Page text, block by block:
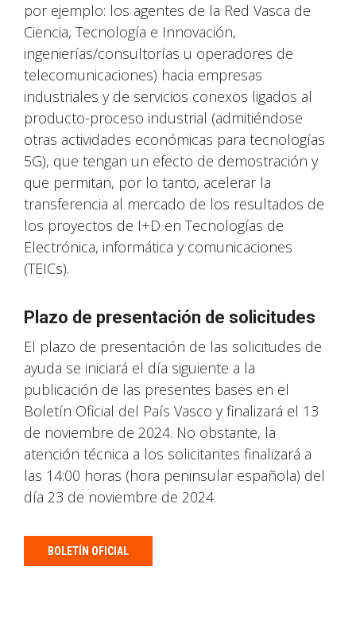
por ejemplo: los agentes de la Red Vasca de
Ciencia, Tecnología e Innovación,
ingenierías/consultorías u operadores de
telecomunicaciones) hacia empresas
industriales y de servicios conexos ligados al
producto-proceso industrial (admitiéndose
otras actividades económicas para tecnologías
5G), que tengan un efecto de demostración y
que permitan, por lo tanto, acelerar la
transferencia al mercado de los resultados de
los proyectos de I+D en Tecnologías de
Electrónica, informática y comunicaciones
(TEICs).
Plazo de presentación de solicitudes
El plazo de presentación de las solicitudes de
ayuda se iniciará el día siguiente a la
publicación de las presentes bases en el
Boletín Oficial del País Vasco y finalizará el 13
de noviembre de 2024. No obstante, la
atención técnica a los solicitantes finalizará a
las 14:00 horas (hora peninsular española) del
día 23 de noviembre de 2024.
BOLETÍN OFICIAL